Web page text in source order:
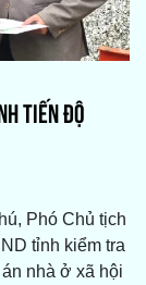
TIẾN ĐỘ
Phó Chủ tịch
tỉnh kiểm tra
nhà ở xã hội